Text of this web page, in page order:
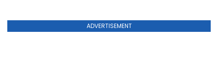
ADVERTISEMENT